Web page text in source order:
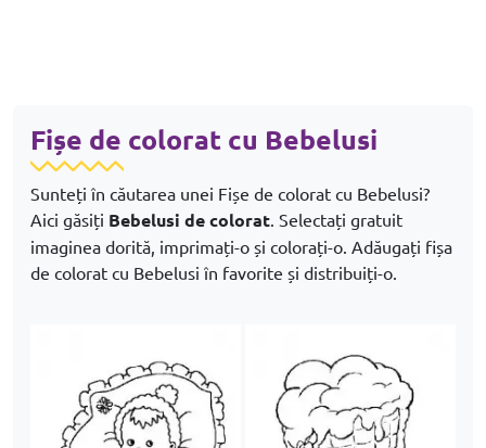
Fișe de colorat cu Bebelusi
Sunteți în căutarea unei Fișe de colorat cu Bebelusi?
Aici găsiți Bebelusi de colorat. Selectați gratuit
imaginea dorită, imprimați-o și colorați-o. Adăugați fișa
de colorat cu Bebelusi în favorite și distribuiți-o.